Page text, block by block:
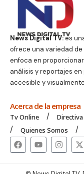
News Digital TV:es
ofrece una variedad
enfoca en
análisis y reportajes
accesible y
Acerca de la empresa
Tv Online Directiva
Quienes Somos